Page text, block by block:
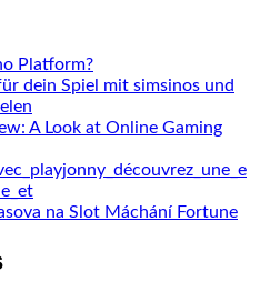
Platform?
dein Spiel mit simsinos und
A Look at Online Gaming
na Slot Máchání Fortune